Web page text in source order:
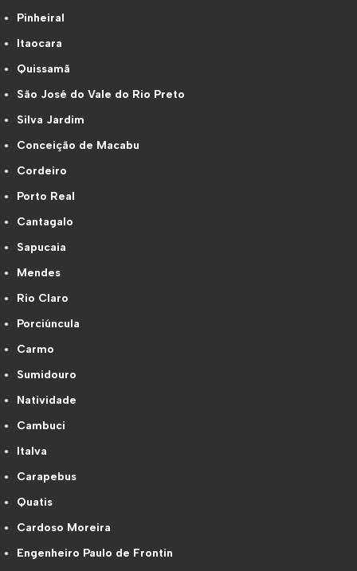
Pinheiral
Itaocara
Quissamã
São José do Vale do Rio Preto
Silva Jardim
Conceição de Macabu
Cordeiro
Porto Real
Cantagalo
Sapucaia
Mendes
Rio Claro
Porciúncula
Carmo
Sumidouro
Natividade
Cambuci
Italva
Carapebus
Quatis
Cardoso Moreira
Engenheiro Paulo de Frontin